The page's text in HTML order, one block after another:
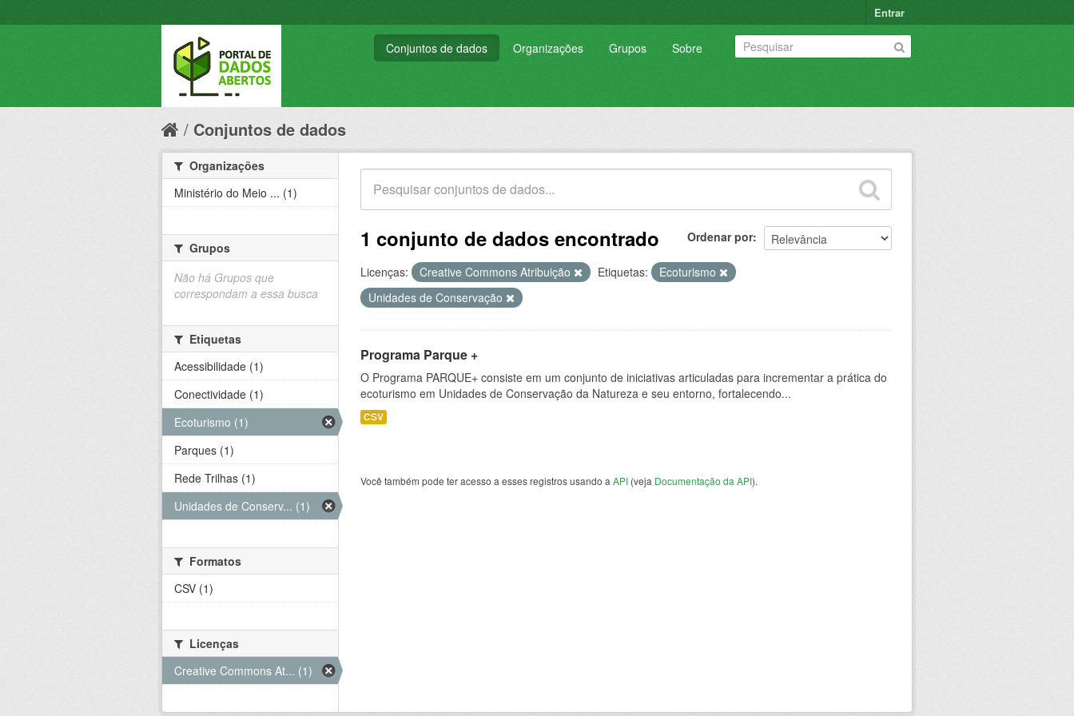
Entrar
Conjuntos de dados Organizações Grupos Sobre
Conjuntos de dados
Ordenar por
1 conjunto de dados encontrado
Licenças: Creative Commons Atribuição Etiquetas:
Ecoturismo
Unidades de Conservação
Programa Parque +
O Programa PARQUE+ consiste em um conjunto de iniciativas articuladas para incrementar a prática do
ecoturismo em Unidades de Conservação da Natureza e seu entorno, fortalecendo...
CSV
Você também pode ter acesso a esses registros usando a API (veja Documentação da API).
Organizações
Ministério do Meio ... (1)
Grupos
Não há Grupos que
correspondam a essa busca
Etiquetas
Acessibilidade (1)
Conectividade (1)
Ecoturismo (1)
Parques (1)
Rede Trilhas (1)
Unidades de Conserv... (1)
Formatos
CSV (1)
Licenças
Creative Commons At... (1)